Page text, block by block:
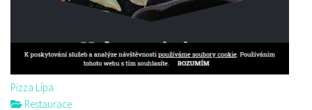
Pizza Lípa
Restaurace